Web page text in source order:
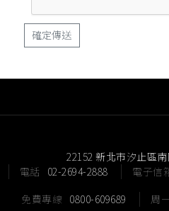
22152 新北市汐止區
電話 02-2694-2888 電子信
免費專線 0800-609689 周